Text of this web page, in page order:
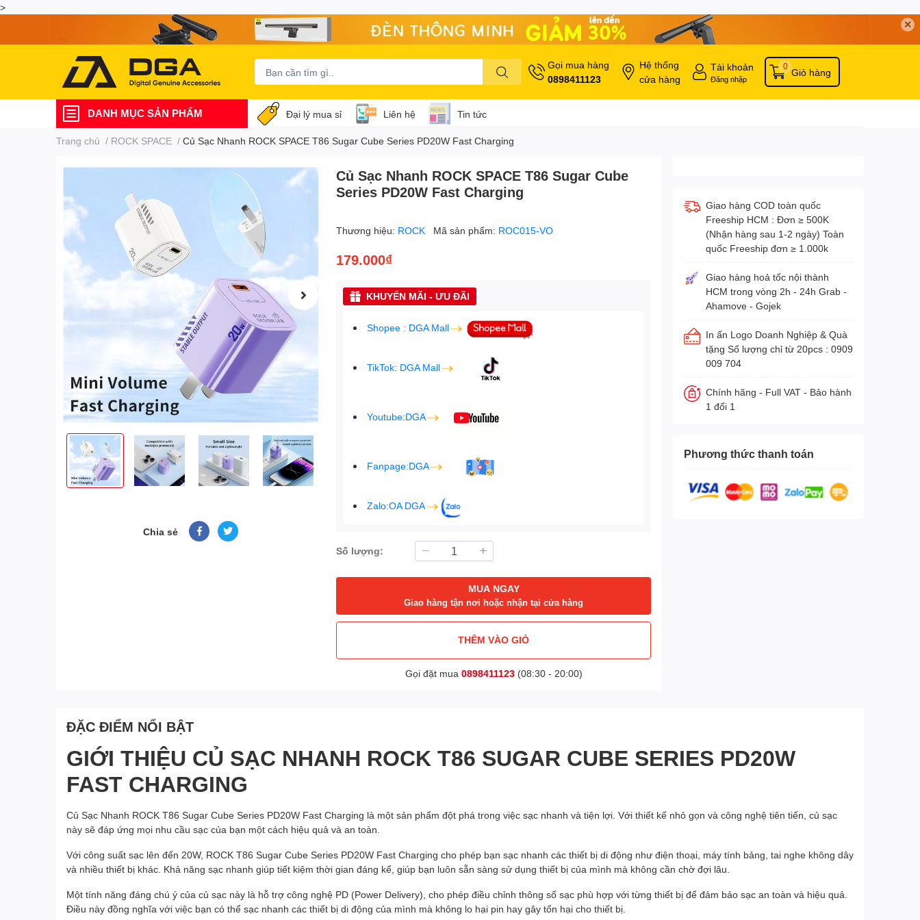
>
✕
Gọi mua hàng
0898411123
Hệ thống
cửa hàng
Tài khoản
Đăng nhập
Giỏ hàng
0
DANH MỤC SẢN PHẨM Đại lý mua sỉ Liên hệ Tin tức
Trang chủ / ROCK SPACE / Củ Sạc Nhanh ROCK SPACE T86 Sugar Cube Series PD20W Fast Charging
Chia sẻ
Củ Sạc Nhanh ROCK SPACE T86 Sugar Cube
Series PD20W Fast Charging
Thương hiệu: ROCK Mã sản phẩm: ROC015-VO
179.000₫
KHUYẾN MÃI - ƯU ĐÃI
Shopee : DGA Mall
TikTok: DGA Mall
Youtube:DGA
Fanpage:DGA
Zalo:OA DGA
Số lượng:
MUA NGAY
Giao hàng tận nơi hoặc nhận tại cửa hàng
THÊM VÀO GIỎ
Gọi đặt mua 0898411123(08:30 - 20:00)
Giao hàng COD toàn quốc
Freeship HCM : Đơn ≥ 500K
(Nhận hàng sau 1-2 ngày) Toàn
quốc Freeship đơn ≥ 1.000k
Giao hàng hoả tốc nội thành
HCM trong vòng 2h - 24h Grab -
Ahamove - Gojek
In ấn Logo Doanh Nghiệp & Quà
tặng Số lượng chỉ từ 20pcs : 0909
009 704
Chính hãng - Full VAT - Bảo hành
1 đổi 1
Phương thức thanh toán
ĐẶC ĐIỂM NỔI BẬT
GIỚI THIỆU CỦ SẠC NHANH ROCK T86 SUGAR CUBE SERIES PD20W
FAST CHARGING
Củ Sạc Nhanh ROCK T86 Sugar Cube Series PD20W Fast Charging là một sản phẩm đột phá trong việc sạc nhanh và tiện lợi. Với thiết kế nhỏ gọn và công nghệ tiên tiến, củ sạc
này sẽ đáp ứng mọi nhu cầu sạc của bạn một cách hiệu quả và an toàn.
Với công suất sạc lên đến 20W, ROCK T86 Sugar Cube Series PD20W Fast Charging cho phép bạn sạc nhanh các thiết bị di động như điện thoại, máy tính bảng, tai nghe không dây
và nhiều thiết bị khác. Khả năng sạc nhanh giúp tiết kiệm thời gian đáng kể, giúp bạn luôn sẵn sàng sử dụng thiết bị của mình mà không cần chờ đợi lâu.
Một tính năng đáng chú ý của củ sạc này là hỗ trợ công nghệ PD (Power Delivery), cho phép điều chỉnh thông số sạc phù hợp với từng thiết bị để đảm bảo sạc an toàn và hiệu quả.
Điều này đồng nghĩa với việc bạn có thể sạc nhanh các thiết bị di động của mình mà không lo hại pin hay gây tổn hại cho thiết bị.